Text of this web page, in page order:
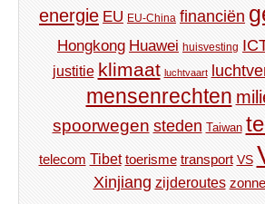
energie EU EU-China financiën
Hongkong Huawei huisvesting
justitie klimaat luchtvaart
mensenrechten
spoorwegen steden Taiwan
telecom Tibet toerisme transport VS
Xinjiang zijderoutes